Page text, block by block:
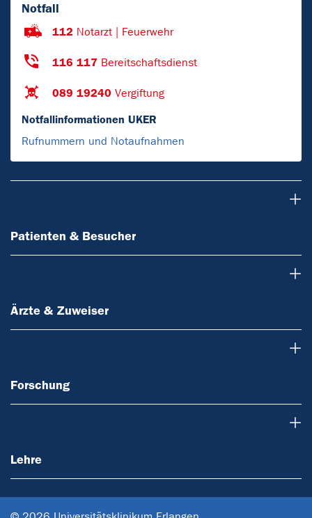
Notfall
112 Notarzt | Feuerwehr
116 117 Bereitschaftsdienst
089 19240 Vergiftung
Notfallinformationen UKER
Rufnummern und Notaufnahmen
Patienten & Besucher
Ärzte & Zuweiser
Forschung
Lehre